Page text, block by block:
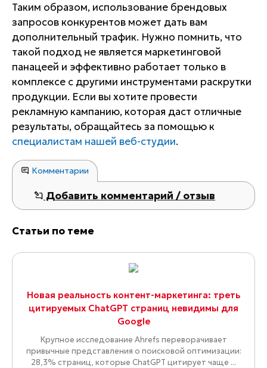
Таким образом, использование брендовых
запросов конкурентов может дать вам
дополнительный трафик. Нужно помнить, что
такой подход не является маркетинговой
панацеей и эффективно работает только в
комплексе с другими инструментами раскрутки
продукции. Если вы хотите провести
рекламную кампанию, которая даст отличные
результаты, обращайтесь за помощью к
специалистам нашей веб-студии.
Комментарии
Добавить комментарий / отзыв
Статьи по теме
Новая реальность контент-маркетинга: треть
цитируемых ChatGPT страниц невидимы для
Google
Крупное исследование Ahrefs переворачивает
привычные представления о поисковой оптимизации:
28,3% страниц, которые ChatGPT цитирует чаще ...